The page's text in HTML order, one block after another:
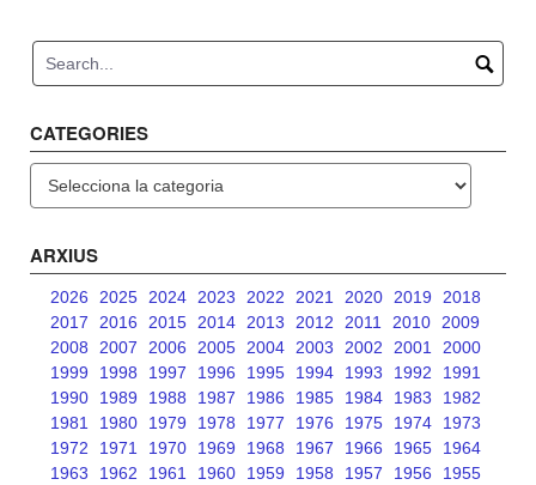
CATEGORIES
ARXIUS
2026 2025 2024 2023 2022 2021 2020 2019
2018
2017
2016 2015 2014 2013 2012 2011 2010 2009
2008
2007 2006 2005 2004 2003 2002 2001
2000
1999
1998 1997 1996 1995 1994 1993 1992
1991
1990
1989 1988 1987 1986 1985 1984 1983
1982
1981
1980 1979 1978 1977 1976 1975 1974
1973
1972
1971 1970 1969 1968 1967 1966 1965
1964
1963
1962 1961 1960 1959 1958 1957 1956
1955